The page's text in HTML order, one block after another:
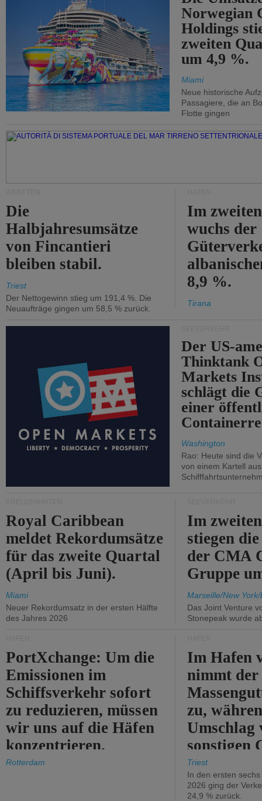
Norwegian
Holdings
zweiten
um 4,9 %.
Miami
Neue historische
Passagiere, die an
Flotte gingen
Die
Halbjahresumsätze
von Fincantieri
bleiben stabil.
Triest
Der Nettogewinn stieg um 191,4 %. Die
Neuaufträge gingen um 58,5 % zurück.
Im
wuchs der
8,9 %.
Tirana
Der US-
Thinktank
Markets
schlägt die
einer
Washington
Rao: Heute sind die
von einem Kartell
Royal Caribbean
meldet Rekordumsätze
für das zweite Quartal
(April bis Juni).
Miami
Neuer Rekordumsatz in der ersten Hälfte
des Jahres 2026
Im
stiegen
der CMA
Gruppe
Marseille/New
Das Joint Venture
Stonepeak wurde
PortXchange: Um die
Emissionen im
Schiffsverkehr sofort
zu reduzieren, müssen
wir uns auf die Häfen
konzentrieren.
Rotterdam
Im Hafen
nimmt der
zu,
Umschlag
sonstigen
abnimmt.
Triest
In den ersten
2026 ging der
24,9 % zurück.